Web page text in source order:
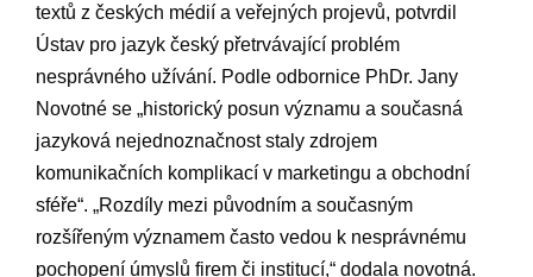
textů z českých médií a veřejných projevů, potvrdil
Ústav pro jazyk český⁣ přetrvávající problém ​
nesprávného užívání. Podle odbornice ⁣PhDr. Jany
Novotné se „historický ​posun významu a současná⁤
jazyková nejednoznačnost staly zdrojem
komunikačních⁣ komplikací‍ v marketingu a obchodní
sféře“. „Rozdíly mezi původním a současným
rozšířeným významem často vedou​ k nesprávnému⁢
pochopení úmyslů firem či institucí,“ dodala novotná.